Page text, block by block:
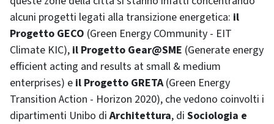
alcuni progetti legati alla transizione energetica: il
Progetto GECO (Green Energy COmmunity - EIT
Climate KIC), il Progetto Gear@SME (Generate energy
efficient acting and results at small & medium
enterprises) e il Progetto GRETA(Green Energy
Transition Action - Horizon 2020), che vedono coinvolti i
dipartimenti Unibo diArchitettura, di Sociologia e